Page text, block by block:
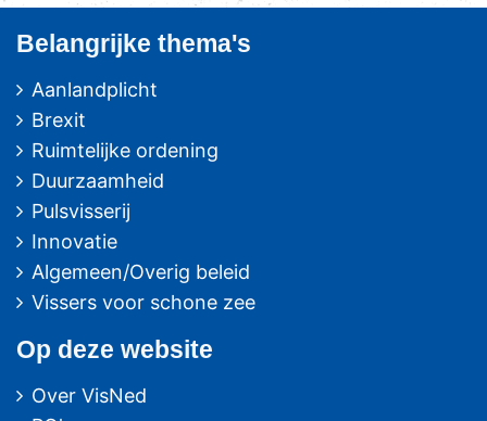
Belangrijke thema's
Aanlandplicht
Brexit
Ruimtelijke ordening
Duurzaamheid
Pulsvisserij
Innovatie
Algemeen/Overig beleid
Vissers voor schone zee
Op deze website
Over VisNed